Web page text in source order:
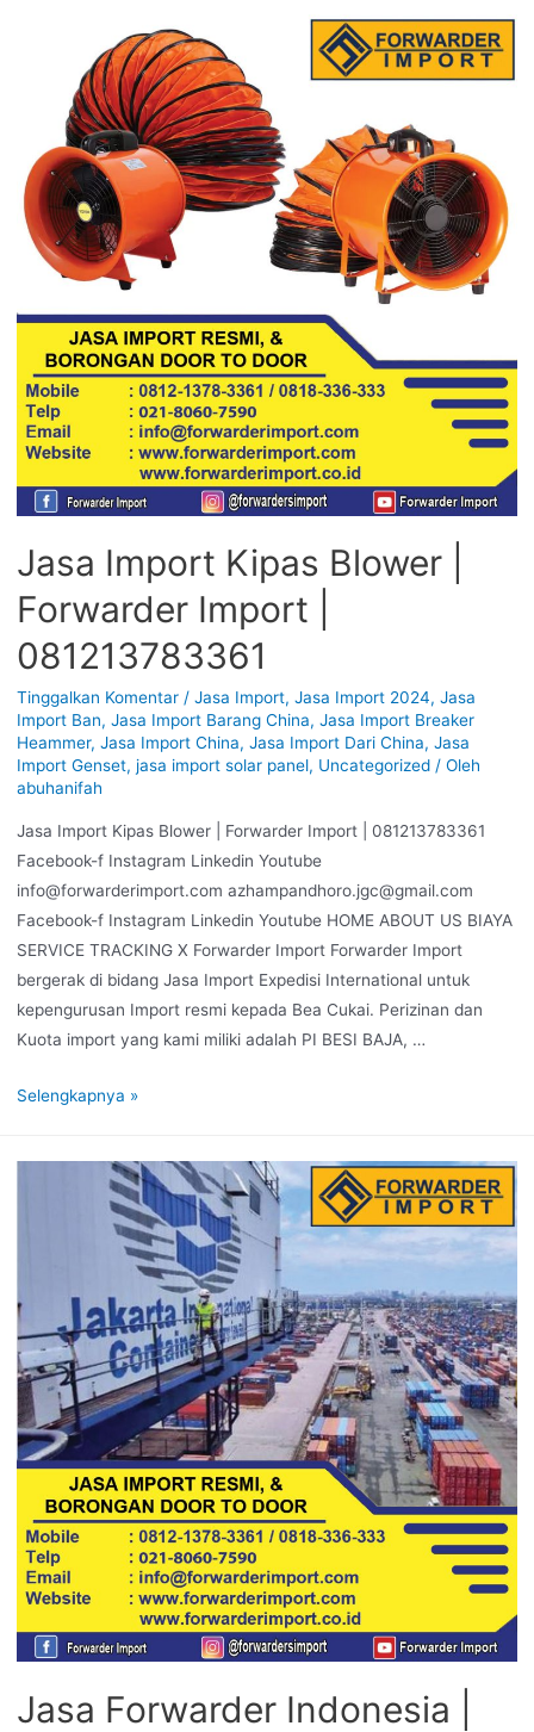
Jasa Import Kipas Blower |
Forwarder Import |
081213783361
Tinggalkan Komentar / Jasa Import, Jasa Import 2024, Jasa
Import Ban, Jasa Import Barang China, Jasa Import Breaker
Heammer, Jasa Import China, Jasa Import Dari China, Jasa
Import Genset, jasa import solar panel, Uncategorized/ Oleh
abuhanifah
Jasa Import Kipas Blower | Forwarder Import | 081213783361
Facebook-f Instagram Linkedin Youtube
info@forwarderimport.com azhampandhoro.jgc@gmail.com
Facebook-f Instagram Linkedin Youtube HOME ABOUT US BIAYA
SERVICE TRACKING X Forwarder Import Forwarder Import
bergerak di bidang Jasa Import Expedisi International untuk
kepengurusan Import resmi kepada Bea Cukai. Perizinan dan
Kuota import yang kami miliki adalah PI BESI BAJA, …
Selengkapnya »
Jasa Forwarder Indonesia |